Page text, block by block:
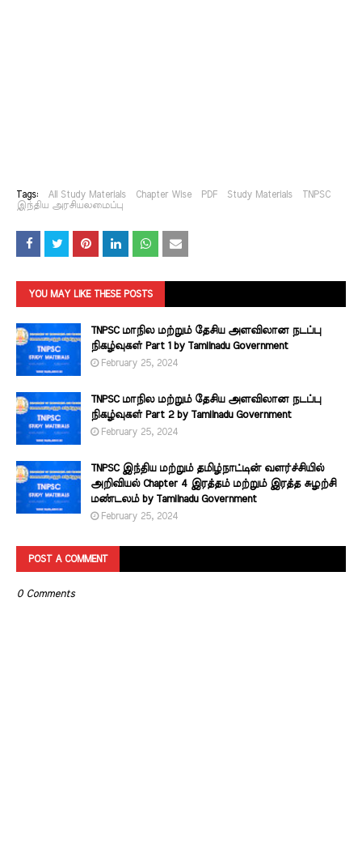
Tags: All Study Materials Chapter Wise PDF Study Materials
TNPSC
இந்திய அரசியலமைப்பு
YOU MAY LIKE THESE POSTS
TNPSC மாநில மற்றும் தேசிய அளவிலான நடப்பு
நிகழ்வுகள் Part 1 by Tamilnadu Government
February 25, 2024
TNPSC மாநில மற்றும் தேசிய அளவிலான நடப்பு
நிகழ்வுகள் Part 2 by Tamilnadu Government
February 25, 2024
TNPSC இந்திய மற்றும் தமிழ்நாட்டின் வளர்ச்சியில்
அறிவியல் Chapter 4 இரத்தம் மற்றும் இரத்த சுழற்சி
மண்டலம் by Tamilnadu Government
February 25, 2024
POST A COMMENT
0 Comments